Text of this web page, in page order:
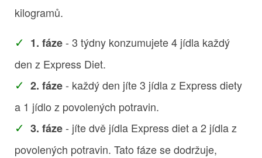
kilogramů.
1. fáze- 3 týdny konzumujete 4 jídla každý
den z Express Diet.
2. fáze- každý den jíte 3 jídla z Express diety
a 1 jídlo z povolených potravin.
3. fáze- jíte dvě jídla Express diet a 2 jídla z
povolených potravin. Tato fáze se dodržuje,